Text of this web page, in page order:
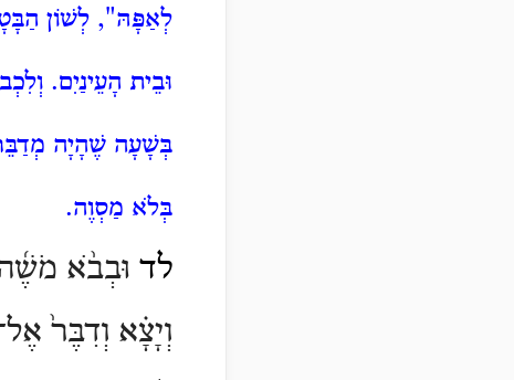
לְאַפָּהּ", לְשׁוֹן
וּבֵית הָעֵינַיִם.
בְּשָׁעָה שֶׁהָיָה
בְּלֹא מַסְוֶה.
לד וּבְבֹ֨א מֹשֶׁ֜ה
וְיָצָ֗א וְדִבֶּר֙